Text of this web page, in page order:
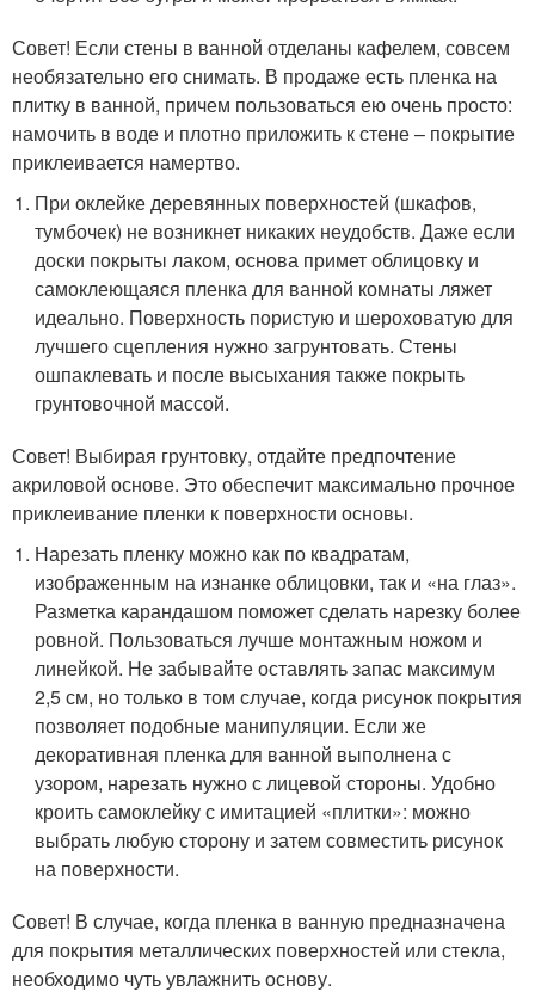
Совет! Если стены в ванной отделаны кафелем, совсем
необязательно его снимать. В продаже есть пленка на
плитку в ванной, причем пользоваться ею очень просто:
намочить в воде и плотно приложить к стене – покрытие
приклеивается намертво.
При оклейке деревянных поверхностей (шкафов,
тумбочек) не возникнет никаких неудобств. Даже если
доски покрыты лаком, основа примет облицовку и
самоклеющаяся пленка для ванной комнаты ляжет
идеально. Поверхность пористую и шероховатую для
лучшего сцепления нужно загрунтовать. Стены
ошпаклевать и после высыхания также покрыть
грунтовочной массой.
Совет! Выбирая грунтовку, отдайте предпочтение
акриловой основе. Это обеспечит максимально прочное
приклеивание пленки к поверхности основы.
Нарезать пленку можно как по квадратам,
изображенным на изнанке облицовки, так и «на глаз».
Разметка карандашом поможет сделать нарезку более
ровной. Пользоваться лучше монтажным ножом и
линейкой. Не забывайте оставлять запас максимум
2,5 см, но только в том случае, когда рисунок покрытия
позволяет подобные манипуляции. Если же
декоративная пленка для ванной выполнена с
узором, нарезать нужно с лицевой стороны. Удобно
кроить самоклейку с имитацией «плитки»: можно
выбрать любую сторону и затем совместить рисунок
на поверхности.
Совет! В случае, когда пленка в ванную предназначена
для покрытия металлических поверхностей или стекла,
необходимо чуть увлажнить основу.